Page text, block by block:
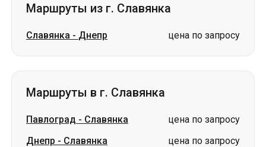
Маршруты из г. Славянка
Славянка - Днепр цена по запросу
Маршруты в г. Славянка
Павлоград - Славянка
цена по запросу
Днепр - Славянка цена по запросу